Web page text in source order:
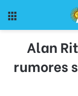
Alan
rumores